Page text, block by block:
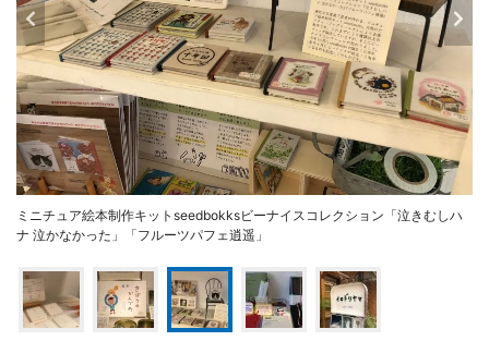
ミニチュア絵本制作キットseedbokksビーナイスコレクション「泣きむしハ
ナ 泣かなかった」「フルーツパフェ逍遥」